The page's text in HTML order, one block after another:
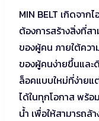
MIN BELT เกิดจา
ต้องการสร้างสิ่งที่ส
ของผู้คน ภายใต้คว
ของผู้คนง่ายขึ้นและ
ล็อคแบบใหม่ที่ง่ายแ
ได้ในทุกโอกาส พร้
น้ำ เพื่อให้สามารถล้